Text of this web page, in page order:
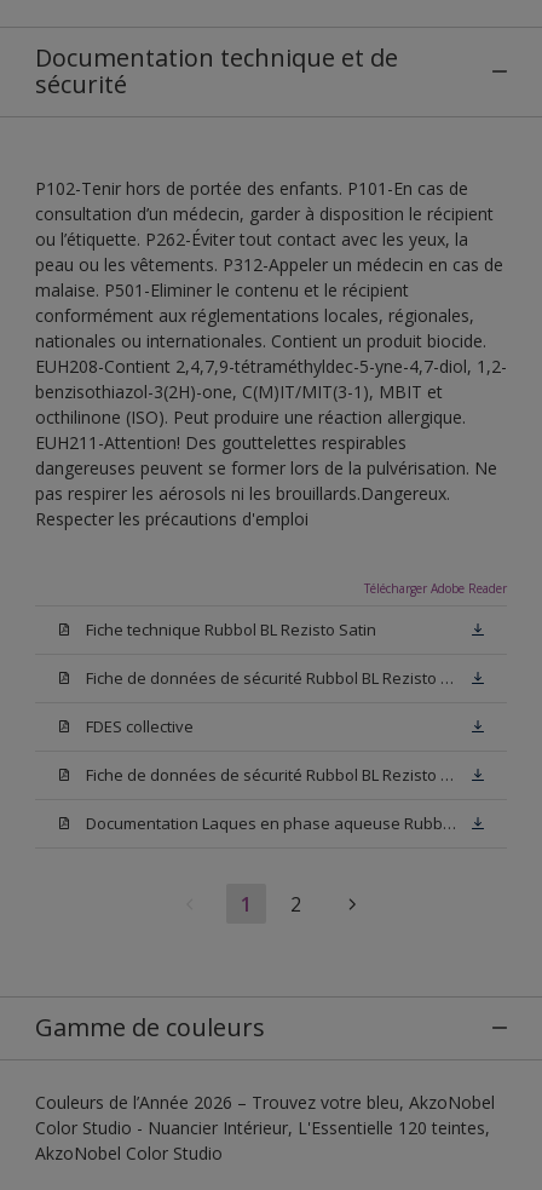
Documentation technique et de
sécurité
P102-Tenir hors de portée des enfants. P101-En cas de
consultation d’un médecin, garder à disposition le récipient
ou l’étiquette. P262-Éviter tout contact avec les yeux, la
peau ou les vêtements. P312-Appeler un médecin en cas de
malaise. P501-Eliminer le contenu et le récipient
conformément aux réglementations locales, régionales,
nationales ou internationales. Contient un produit biocide.
EUH208-Contient 2,4,7,9-tétraméthyldec-5-yne-4,7-diol, 1,2-
benzisothiazol-3(2H)-one, C(M)IT/MIT(3-1), MBIT et
octhilinone (ISO). Peut produire une réaction allergique.
EUH211-Attention! Des gouttelettes respirables
dangereuses peuvent se former lors de la pulvérisation. Ne
pas respirer les aérosols ni les brouillards.Dangereux.
Respecter les précautions d'emploi
Télécharger Adobe Reader
Fiche technique Rubbol BL Rezisto Satin
Fiche de données de sécurité Rubbol BL Rezisto Satin Base N00
FDES collective
Fiche de données de sécurité Rubbol BL Rezisto Satin Base W05
Documentation Laques en phase aqueuse Rubbol BL Velours
1 2
Gamme de couleurs
Couleurs de l’Année 2026 – Trouvez votre bleu, AkzoNobel
Color Studio - Nuancier Intérieur, L'Essentielle 120 teintes,
AkzoNobel Color Studio